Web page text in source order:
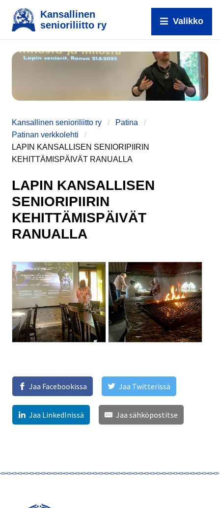
Kansallinen
senioriliitto ry
Valikko
Kansallinen senioriliitto ry
Patina
Patinan verkkolehti
LAPIN KANSALLISEN SENIORIPIIRIN
KEHITTÄMISPÄIVÄT RANUALLA
LAPIN KANSALLISEN
SENIORIPIIRIN
KEHITTÄMISPÄIVÄT
RANUALLA
Jaa Facebookissa Jaa Twitterissä
Jaa LinkedInissä Jaa sähköpostitse